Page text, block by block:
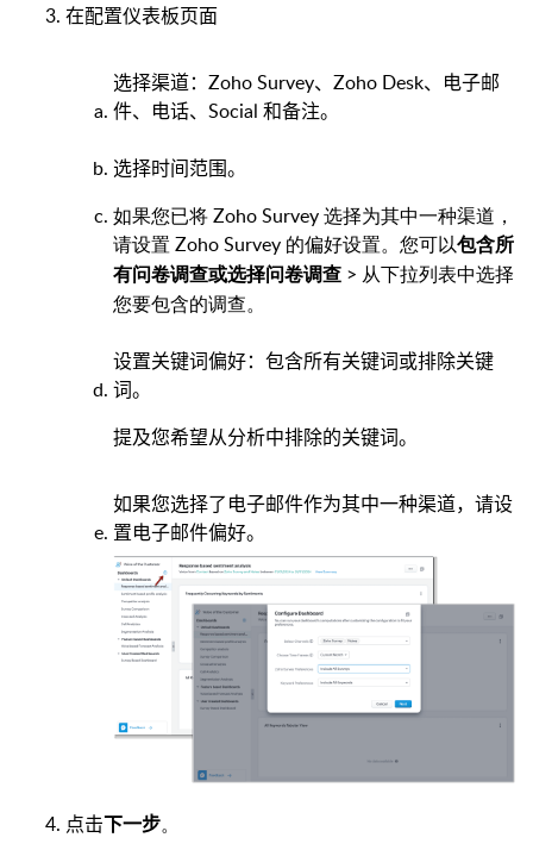
在配置仪表板页面
选择渠道：Zoho Survey、Zoho Desk、电子邮
件、电话、Social 和备注。
选择时间范围。
如果您已将 Zoho Survey 选择为其中一种渠道，
请设置 Zoho Survey 的偏好设置。您可以包含所
有问卷调查或选择问卷调查 > 从下拉列表中选择
您要包含的调查。
设置关键词偏好：包含所有关键词或排除关键
词。
提及您希望从分析中排除的关键词。
如果您选择了电子邮件作为其中一种渠道，请设
置电子邮件偏好。
点击 下一步。